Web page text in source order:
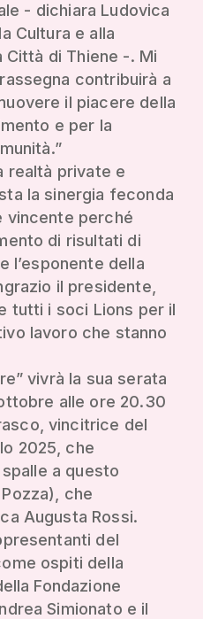
- dichiara Ludovica
Cultura e alla
Città di Thiene -. Mi
contribuirà a
il piacere della
e per la
realtà private e
la sinergia feconda
vincente perché
di risultati di
l’esponente della
il presidente,
tutti i soci Lions per il
lavoro che stanno
vivrà la sua serata
alle ore 20.30
vincitrice del
2025, che
a questo
che
Augusta Rossi.
del
ospiti della
Fondazione
Simionato e il